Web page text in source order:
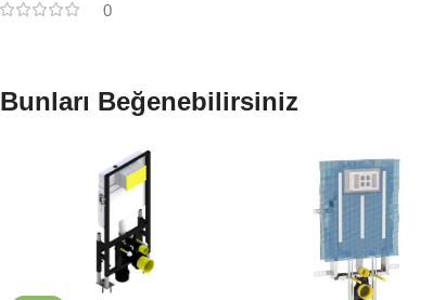
0
Bunları Beğenebilirsiniz